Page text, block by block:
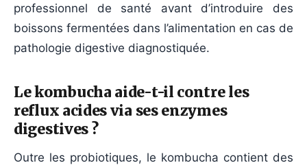
professionnel de santé avant d’introduire des
boissons fermentées dans l’alimentation en cas de
pathologie digestive diagnostiquée.
Le kombucha aide-t-il contre les
reflux acides via ses enzymes
digestives ?
Outre les probiotiques, le kombucha contient des